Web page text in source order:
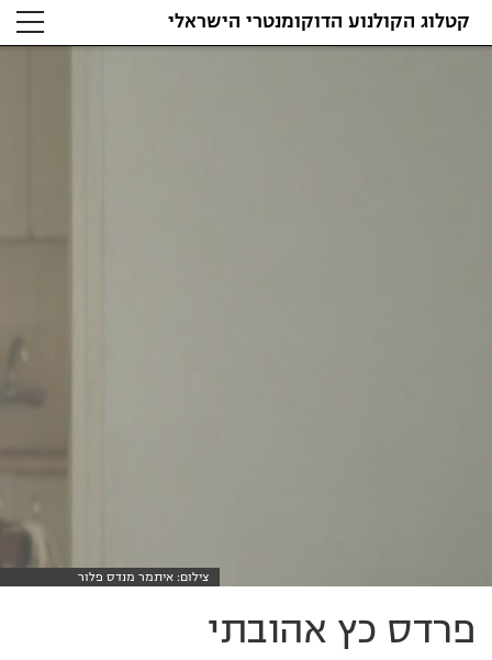
קטלוג הקולנוע הדוקומנטרי הישראלי
צילום: איתמר מנדס פלור
פרדס כץ אהובתי